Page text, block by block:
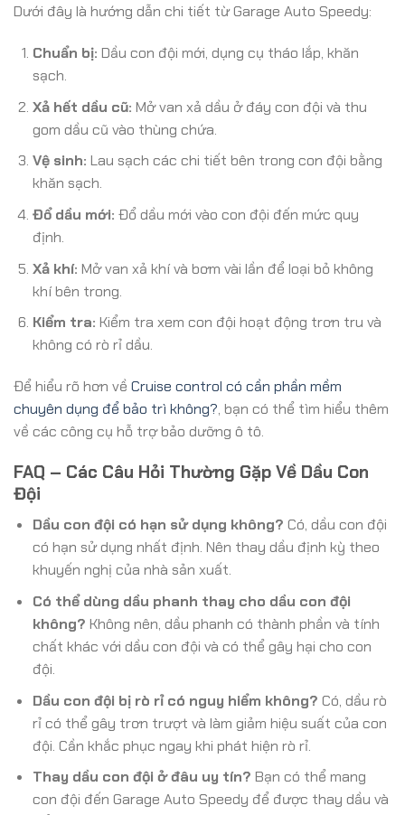
Dưới đây là hướng dẫn chi tiết từ Garage Auto Speedy:
Chuẩn bị: Dầu con đội mới, dụng cụ tháo lắp, khăn
sạch.
Xả hết dầu cũ: Mở van xả dầu ở đáy con đội và thu
gom dầu cũ vào thùng chứa.
Vệ sinh: Lau sạch các chi tiết bên trong con đội bằng
khăn sạch.
Đổ dầu mới: Đổ dầu mới vào con đội đến mức quy
định.
Xả khí: Mở van xả khí và bơm vài lần để loại bỏ không
khí bên trong.
Kiểm tra: Kiểm tra xem con đội hoạt động trơn tru và
không có rò rỉ dầu.
Để hiểu rõ hơn về Cruise control có cần phần mềm
chuyên dụng để bảo trì không?, bạn có thể tìm hiểu thêm
về các công cụ hỗ trợ bảo dưỡng ô tô.
FAQ – Các Câu Hỏi Thường Gặp Về Dầu Con
Đội
Dầu con đội có hạn sử dụng không? Có, dầu con đội
có hạn sử dụng nhất định. Nên thay dầu định kỳ theo
khuyến nghị của nhà sản xuất.
Có thể dùng dầu phanh thay cho dầu con đội
không? Không nên, dầu phanh có thành phần và tính
chất khác với dầu con đội và có thể gây hại cho con
đội.
Dầu con đội bị rò rỉ có nguy hiểm không? Có, dầu rò
rỉ có thể gây trơn trượt và làm giảm hiệu suất của con
đội. Cần khắc phục ngay khi phát hiện rò rỉ.
Thay dầu con đội ở đâu uy tín? Bạn có thể mang
con đội đến Garage Auto Speedy để được thay dầu và